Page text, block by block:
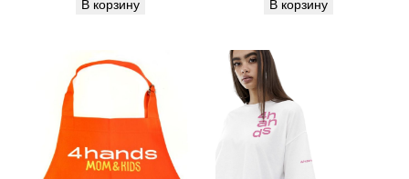
В корзину В корзину